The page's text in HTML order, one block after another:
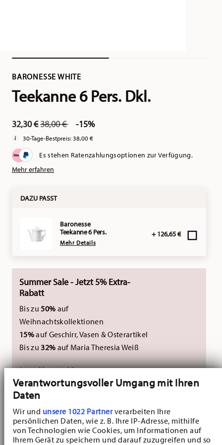
Verantwortungsvoller Umgang mit Ihren
Daten
Wir und unsere 1022 Partnerverarbeiten Ihre
persönlichen Daten, wie z. B. Ihre IP-Adresse, mithilfe
von Technologien wie Cookies, um Informationen auf
Ihrem Gerät zu speichern und darauf zuzugreifen und so
BARONESSE WHITE
Teekanne 6 Pers. Dkl.
32,30 €Price reduced from
38,00 €to -15%
30-Tage-Bestpreis:38,00 €
Es stehen Ratenzahlungsoptionen zur Verfügung.
Mehr erfahren
DAZU PASST
Baronesse
Teekanne 6 Pers.
Mehr Details
+ 126,65 €
Summer Sale - Jetzt 5% Extra-
Rabatt
Bis zu 50% auf
Weihnachtskollektionen
15%auf Geschirr, Vasen & Osterartikel
Bis zu32% auf Maria Theresia Weiß
Ausgeschlossen sind die neuen
Weihnachtskollektionen 2026.Nicht kombinierbar
mit externen Gutscheinen.
GELIEFERT IN 3-5 WERKTAGEN